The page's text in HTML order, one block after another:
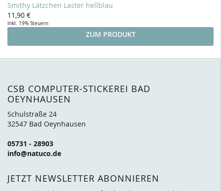
Smithy Lätzchen Laster hellblau
11,90 €
Inkl. 19% Steuern
ZUM PRODUKT
CSB COMPUTER-STICKEREI BAD
OEYNHAUSEN
Schulstraße 24
32547 Bad Oeynhausen
05731 - 28903
info@natuco.de
JETZT NEWSLETTER ABONNIEREN